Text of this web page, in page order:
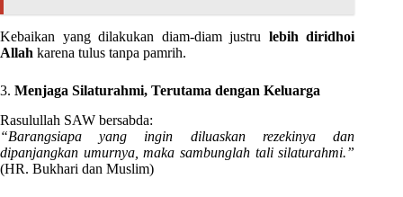
Kebaikan yang dilakukan diam-diam justru lebih diridhoi
Allah karena tulus tanpa pamrih.
3. Menjaga Silaturahmi, Terutama dengan Keluarga
Rasulullah SAW bersabda:
“Barangsiapa yang ingin diluaskan rezekinya dan
dipanjangkan umurnya, maka sambunglah tali silaturahmi.”
(HR. Bukhari dan Muslim)